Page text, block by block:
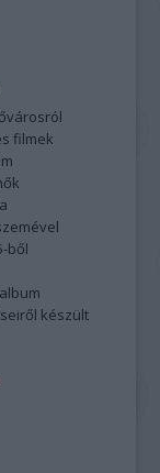
filmek
ből
készült